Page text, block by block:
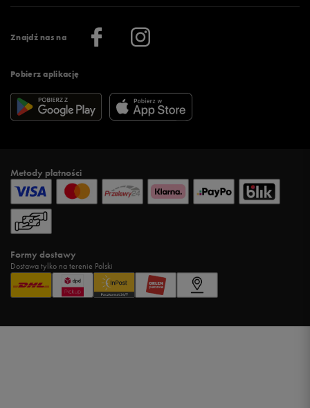
Znajdź nas na
Pobierz aplikację
Regulamin aplikacji 50 style
Więcej regulaminów >
Praca
Informacje o firmie
Metody płatności
Formy dostawy
Dostawa tylko na terenie Polski